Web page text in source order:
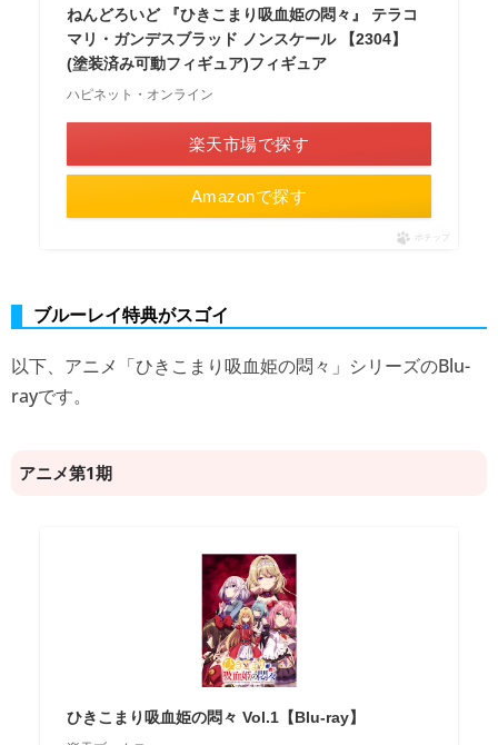
ねんどろいど 『ひきこまり吸血姫の悶々』 テラコ
マリ・ガンデスブラッド ノンスケール 【2304】
(塗装済み可動フィギュア)フィギュア
ハピネット・オンライン
楽天市場で探す
Amazonで探す
ポチップ
ブルーレイ特典がスゴイ
以下、アニメ「ひきこまり吸血姫の悶々」シリーズのBlu-
rayです。
アニメ第1期
ひきこまり吸血姫の悶々 Vol.1【Blu-ray】